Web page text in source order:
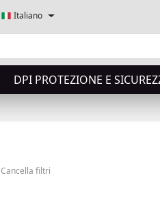
Italiano
DPI PROTEZIONE E
Cancella filtri